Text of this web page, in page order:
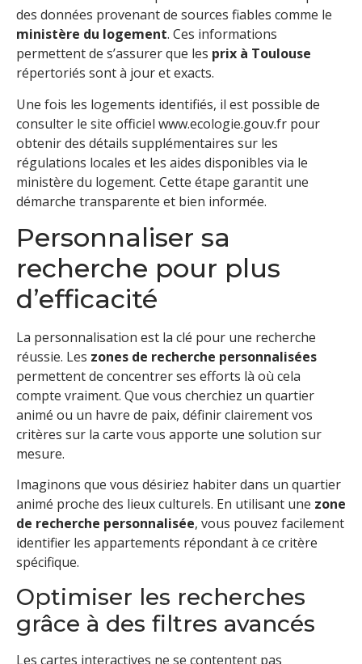
des données provenant de sources fiables comme le
ministère du logement. Ces informations
permettent de s’assurer que les prix à Toulouse
répertoriés sont à jour et exacts.
Une fois les logements identifiés, il est possible de
consulter le site officiel www.ecologie.gouv.fr pour
obtenir des détails supplémentaires sur les
régulations locales et les aides disponibles via le
ministère du logement. Cette étape garantit une
démarche transparente et bien informée.
Personnaliser sa
recherche pour plus
d’efficacité
La personnalisation est la clé pour une recherche
réussie. Les zones de recherche personnalisées
permettent de concentrer ses efforts là où cela
compte vraiment. Que vous cherchiez un quartier
animé ou un havre de paix, définir clairement vos
critères sur la carte vous apporte une solution sur
mesure.
Imaginons que vous désiriez habiter dans un quartier
animé proche des lieux culturels. En utilisant une zone
de recherche personnalisée, vous pouvez facilement
identifier les appartements répondant à ce critère
spécifique.
Optimiser les recherches
grâce à des filtres avancés
Les cartes interactives ne se contentent pas